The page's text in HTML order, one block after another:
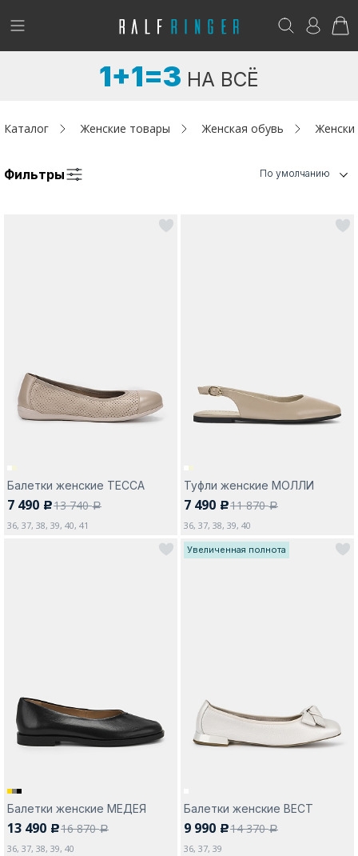
!
Женщинам
Да, все верно Изменить город
Возникли вопросы? - club@ralf.ru
1+1=3 НА ВСЁ
Каталог Женские товары Женская обувь
Фильтры По умолчанию
Балетки женские ТЕССА
7 490 c13 740a
36, 37, 38, 39, 40, 41
Туфли женские МОЛЛИ
7 490 c11 870a
36, 37, 38, 39, 40
Балетки женские МЕДЕЯ
13 490 c16 870a
36, 37, 38, 39, 40
Увеличенная полнота
Балетки женские ВЕСТ
9 990 c14 370a
36, 37, 39